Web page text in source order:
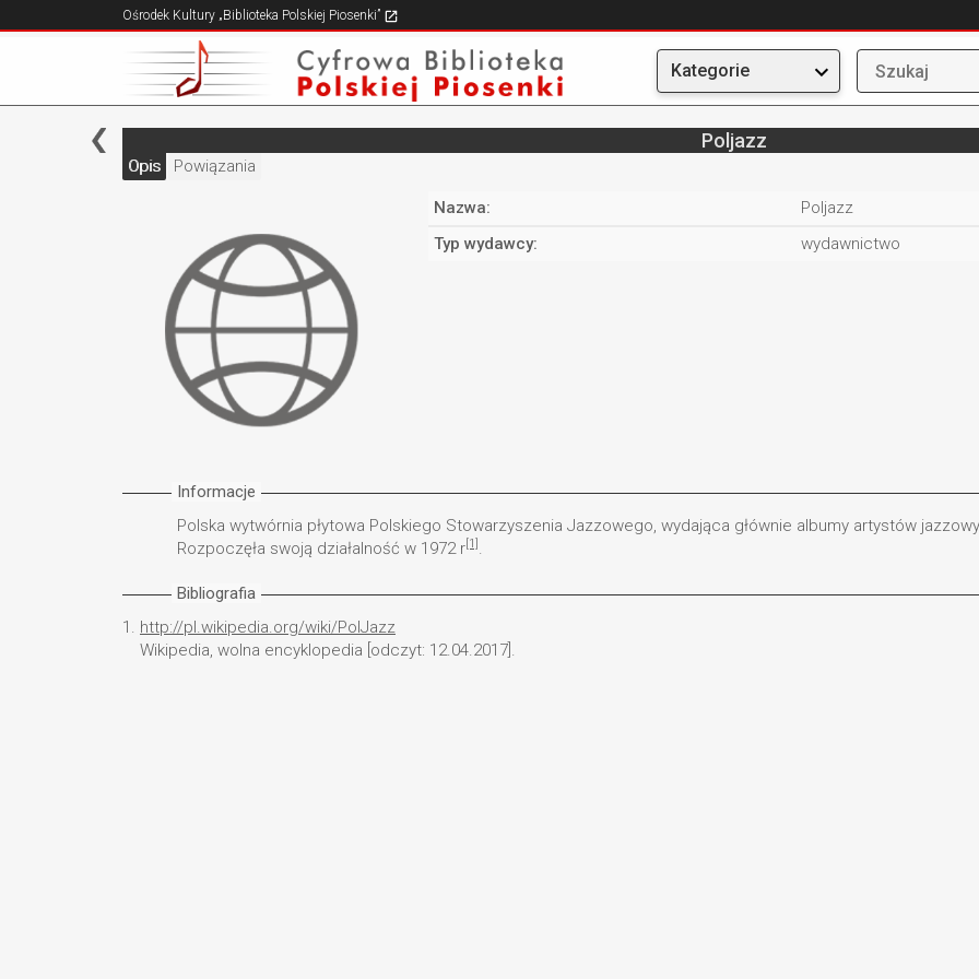
Ośrodek Kultury „Biblioteka Polskiej Piosenki”
Kategorie
Poljazz
Opis Powiązania
Nazwa:
Poljazz
Typ wydawcy:
wydawnictwo
Informacje
Polska wytwórnia płytowa Polskiego Stowarzyszenia Jazzowego, wydająca głównie albumy artystów
Rozpoczęła swoją działalność w 1972 r [1] .
Bibliografia
1. http://pl.wikipedia.org/wiki/PolJazz
Wikipedia, wolna encyklopedia [odczyt: 12.04.2017].